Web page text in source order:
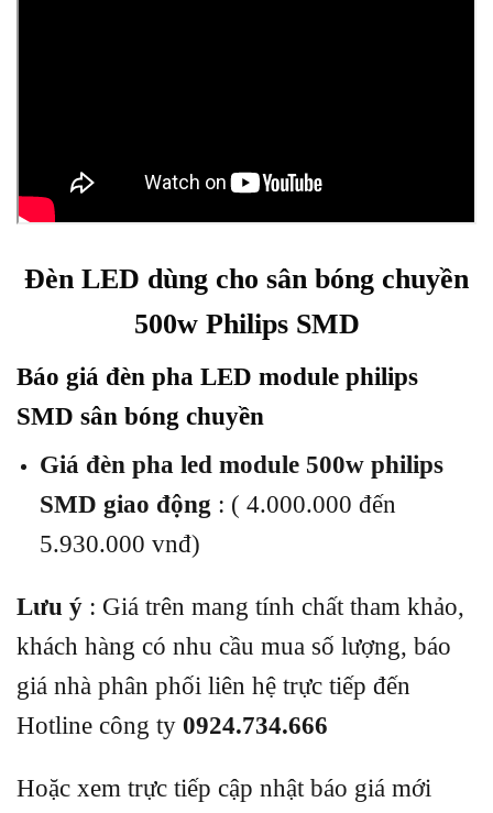
Đèn LED dùng cho sân bóng chuyền
500w Philips SMD
Báo giá đèn pha LED module philips
SMD sân bóng chuyền
Giá đèn pha led module 500w philips
SMD giao động : ( 4.000.000 đến
5.930.000 vnđ)
Lưu ý : Giá trên mang tính chất tham khảo,
khách hàng có nhu cầu mua số lượng, báo
giá nhà phân phối liên hệ trực tiếp đến
Hotline công ty 0924.734.666
Hoặc xem trực tiếp cập nhật báo giá mới